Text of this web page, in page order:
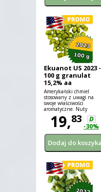
Ekuanot US 2023 -
100 g granulat
15,2% aa
Amerykański chmiel
stosowany z uwagi na
swoje właściwości
aromatyczne. Nuty
cytrusowe, owoców
tropikalnych, kwiatowe i
ziołowe.
19,83
D
-30%